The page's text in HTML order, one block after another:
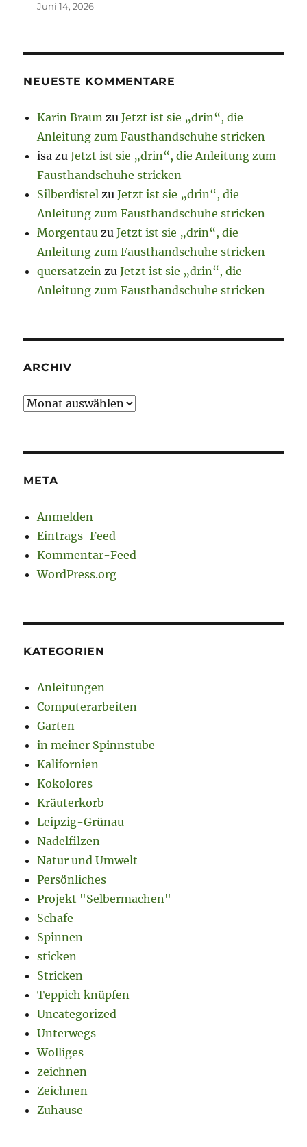
Juni 14, 2026
NEUESTE KOMMENTARE
Karin Braun zuJetzt ist sie „drin“, die
Anleitung zum Fausthandschuhe stricken
isa zuJetzt ist sie „drin“, die Anleitung zum
Fausthandschuhe stricken
Silberdistel zuJetzt ist sie „drin“, die
Anleitung zum Fausthandschuhe stricken
Morgentau zuJetzt ist sie „drin“, die
Anleitung zum Fausthandschuhe stricken
quersatzein zuJetzt ist sie „drin“, die
Anleitung zum Fausthandschuhe stricken
ARCHIV
Archiv
META
Anmelden
Eintrags-Feed
Kommentar-Feed
WordPress.org
KATEGORIEN
Anleitungen
Computerarbeiten
Garten
in meiner Spinnstube
Kalifornien
Kokolores
Kräuterkorb
Leipzig-Grünau
Nadelfilzen
Natur und Umwelt
Persönliches
Projekt "Selbermachen"
Schafe
Spinnen
sticken
Stricken
Teppich knüpfen
Uncategorized
Unterwegs
Wolliges
zeichnen
Zeichnen
Zuhause